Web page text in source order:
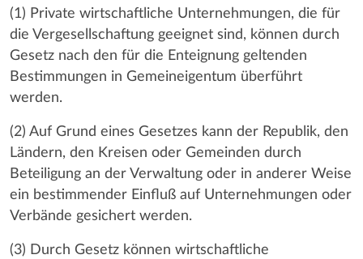
(1) Private wirtschaftliche Unternehmungen, die für
die Vergesellschaftung geeignet sind, können durch
Gesetz nach den für die Enteignung geltenden
Bestimmungen in Gemeineigentum überführt
werden.
(2) Auf Grund eines Gesetzes kann der Republik, den
Ländern, den Kreisen oder Gemeinden durch
Beteiligung an der Verwaltung oder in anderer Weise
ein bestimmender Einfluß auf Unternehmungen oder
Verbände gesichert werden.
(3) Durch Gesetz können wirtschaftliche